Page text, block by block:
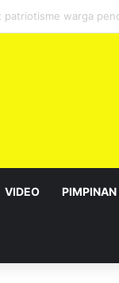
VIDEO PIMPINAN